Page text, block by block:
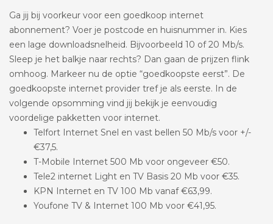
Ga jij bij voorkeur voor een goedkoop internet
abonnement? Voer je postcode en huisnummer in. Kies
een lage downloadsnelheid. Bijvoorbeeld 10 of 20 Mb/s.
Sleep je het balkje naar rechts? Dan gaan de prijzen flink
omhoog. Markeer nu de optie “goedkoopste eerst”. De
goedkoopste internet provider tref je als eerste. In de
volgende opsomming vind jij bekijk je eenvoudig
voordelige pakketten voor internet.
Telfort Internet Snel en vast bellen 50 Mb/s voor +/-
€37,5.
T-Mobile Internet 500 Mb voor ongeveer €50.
Tele2 internet Light en TV Basis 20 Mb voor €35.
KPN Internet en TV 100 Mb vanaf €63,99.
Youfone TV & Internet 100 Mb voor €41,95.